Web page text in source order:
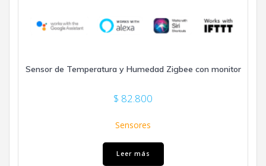
Sensor de Temperatura y Humedad Zigbee con monitor
$ 82.800
Sensores
Leer más